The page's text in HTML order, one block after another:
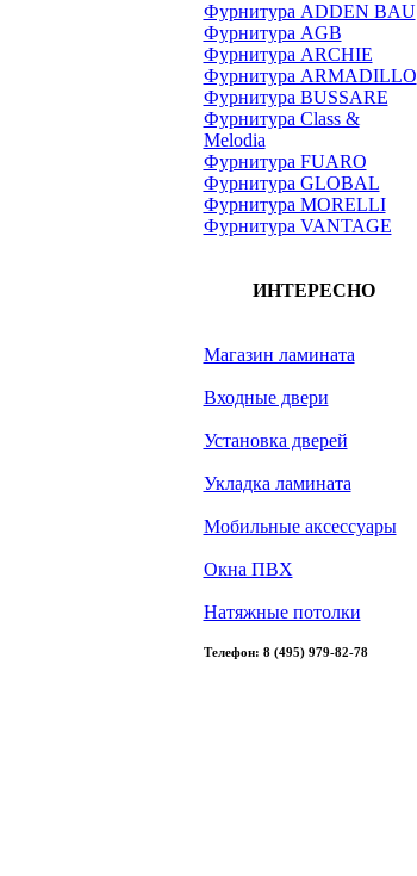
Фурнитура ADDEN BAU
Фурнитура AGB
Фурнитура ARCHIE
Фурнитура ARMADILLO
Фурнитура BUSSARE
Фурнитура Class &
Melodia
Фурнитура FUARO
Фурнитура GLOBAL
Фурнитура MORELLI
Фурнитура VANTAGE
ИНТЕРЕСНО
Магазин ламината
Входные двери
Установка дверей
Укладка ламината
Мобильные аксессуары
Окна ПВХ
Натяжные потолки
Телефон: 8 (495) 979-82-78